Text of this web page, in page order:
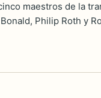
maestros de la
Philip Roth y